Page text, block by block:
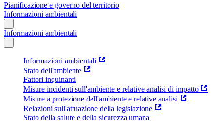
Pianificazione e governo del territorio
Informazioni ambientali
Informazioni ambientali
Informazioni ambientali
Stato dell'ambiente
Fattori inquinanti
Misure incidenti sull'ambiente e relative analisi di impatto
Misure a protezione dell'ambiente e relative analisi
Relazioni sull'attuazione della legislazione
Stato della salute e della sicurezza umana